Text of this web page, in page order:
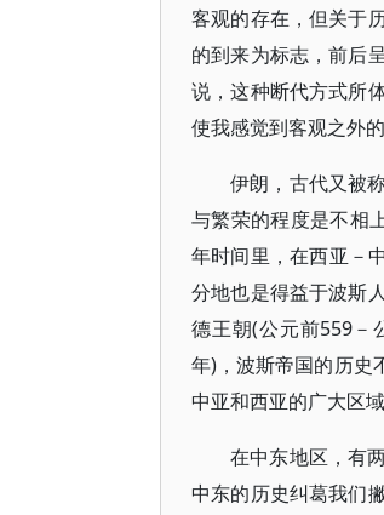
客观的存在，但关于
的到来为标志，前后
说，这种断代方式所
使我感觉到客观之外
伊朗，古代又被
与繁荣的程度是不相
年时间里，在西亚－
分地也是得益于波斯
德王朝(公元前559－
年)，波斯帝国的历史
中亚和西亚的广大区
在中东地区，有
中东的历史纠葛我们